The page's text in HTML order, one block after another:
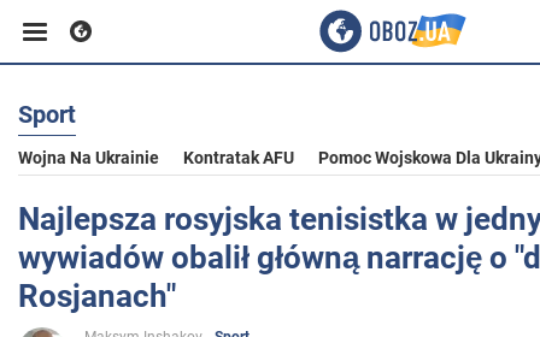
Biznes
Sport
Rozrywka
Sport
Wojna Na Ukrainie Kontratak AFU Pomoc Wojskowa Dla
Najlepsza rosyjska tenisistka w
wywiadów obalił główną narrację o
Rosjanach"